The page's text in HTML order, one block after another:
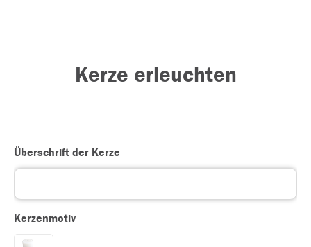
Kerze erleuchten
Überschrift der Kerze
Kerzenmotiv